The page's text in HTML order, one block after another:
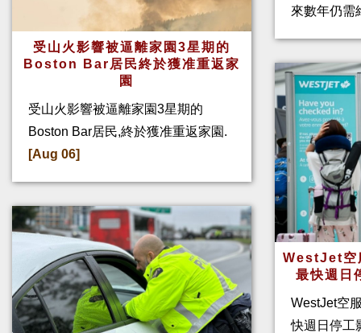
受山火影響被逼離家園3星期的
Boston Bar居民終於獲准重返家
園
受山火影響被逼離家園3星期的
Boston Bar居民,終於獲准重返家園.
[Aug 06]
來數年仍需
WestJet空
最快週日
WestJet空
快週日停工